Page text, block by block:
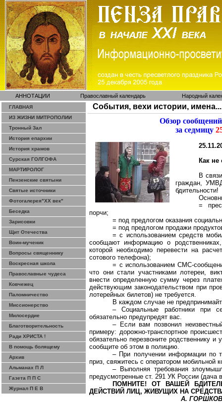
АННОТАЦИИ Православный календарь Народный
ГЛАВНАЯ
ИЗ ЖИЗНИ МИТРОПОЛИИ
Тронный Зал
История епархии
История храмов
Сурская ГОЛГОФА
МАРТИРОЛОГ
Пензенские святыни
Святые источники
Фотогалерея"ХХ век"
Беседка
Зарисовки
Щит Отечества
Воин-мученик
Вопросы священнику
Воскресная школа
Православные чудеса
Ковчежец
Паломничество
Миссионерство
Милосердие
Благотворительность
Ради ХРИСТА !
В помощь болящему
Архив
Альманах П Л
Газета П П С
Журнал П Е В
События, вехи истории, имена...
Обзор
за седмицу
Как
В
граждан,
бдительности!
=
порчи;
= под предлогом оказания
= под предлогом продажи
= с использованием средств
сообщают информацию о
которой необходимо перевести на
сотового телефона);
= с использованием CMC-
что они стали участниками лотереи,
внести определенную сумму через
действующим законодательством при
лотерейных билетов) не требуется.
В каждом случае не
– Социальные работники при
обязательно предупредят вас.
– Если вам позвонил
примеру: дорожно-транспортное
обязательно перезвоните родственнику
сообщите об этом в полицию.
– При получении информации по
приз, свяжитесь с оператором мобильной
– Выполняя требования
предусмотренные ст. 291 УК России (дача
ПОМНИТЕ! ОТ ВАШЕЙ
ДЕЙСТВИЙ ЛИЦ, ЖИВУЩИХ НА
А. ГОРШКОВ,